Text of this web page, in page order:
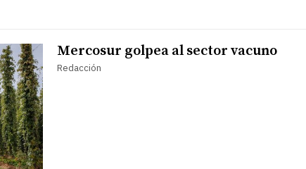
Mercosur golpea al sector vacuno
Redacción